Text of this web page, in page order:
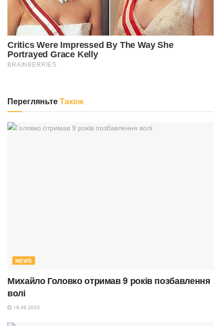
ПерегляньтеТакож
NEWS
Михайло Головко отримав 9 років позбавлення
волі
18.06.2025